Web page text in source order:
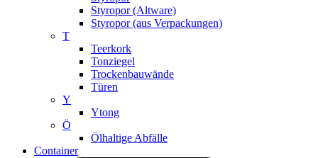
Styropor (Altware)
Styropor (aus Verpackungen)
T
Teerkork
Tonziegel
Trockenbauwände
Türen
Y
Ytong
Ö
Ölhaltige Abfälle
Container